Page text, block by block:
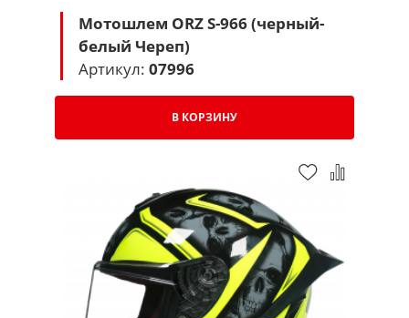
Мотошлем ORZ S-966 (черный-
белый Череп)
Артикул: 07996
В КОРЗИНУ